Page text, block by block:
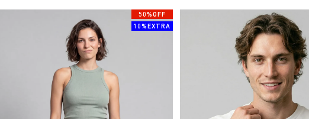
50%OFF
10%EXTRA